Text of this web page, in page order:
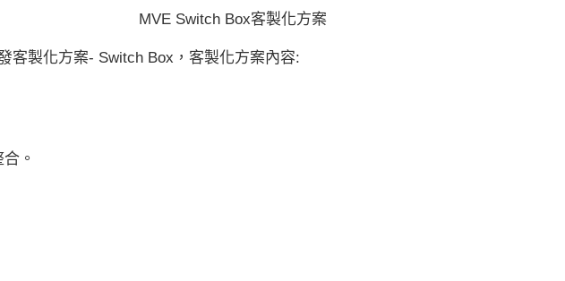
MVE Switch Box客製化方案
客製化方案- Switch Box，客製化方案內容:
。